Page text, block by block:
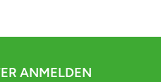
ANMELDEN